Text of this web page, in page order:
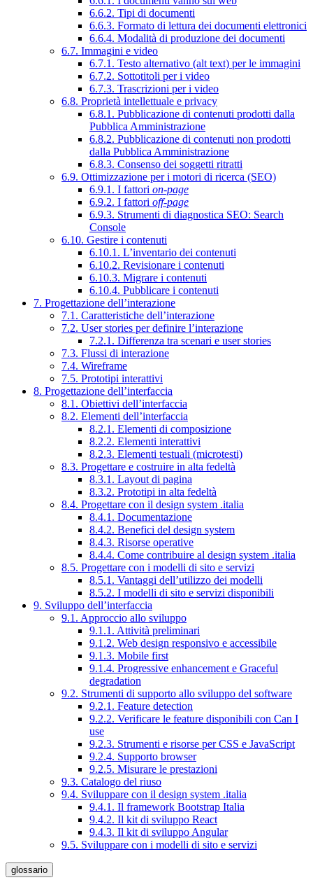
6.6.2. Tipi di documenti
6.6.3. Formato di lettura dei documenti elettronici
6.6.4. Modalità di produzione dei documenti
6.7. Immagini e video
6.7.1. Testo alternativo (alt text) per le immagini
6.7.2. Sottotitoli per i video
6.7.3. Trascrizioni per i video
6.8. Proprietà intellettuale e privacy
6.8.1. Pubblicazione di contenuti prodotti dalla
Pubblica Amministrazione
6.8.2. Pubblicazione di contenuti non prodotti
dalla Pubblica Amministrazione
6.8.3. Consenso dei soggetti ritratti
6.9. Ottimizzazione per i motori di ricerca (SEO)
6.9.1. I fattori on-page
6.9.2. I fattori off-page
6.9.3. Strumenti di diagnostica SEO: Search
Console
6.10. Gestire i contenuti
6.10.1. L’inventario dei contenuti
6.10.2. Revisionare i contenuti
6.10.3. Migrare i contenuti
6.10.4. Pubblicare i contenuti
7. Progettazione dell’interazione
7.1. Caratteristiche dell’interazione
7.2. User stories per definire l’interazione
7.2.1. Differenza tra scenari e user stories
7.3. Flussi di interazione
7.4. Wireframe
7.5. Prototipi interattivi
8. Progettazione dell’interfaccia
8.1. Obiettivi dell’interfaccia
8.2. Elementi dell’interfaccia
8.2.1. Elementi di composizione
8.2.2. Elementi interattivi
8.2.3. Elementi testuali (microtesti)
8.3. Progettare e costruire in alta fedeltà
8.3.1. Layout di pagina
8.3.2. Prototipi in alta fedeltà
8.4. Progettare con il design system .italia
8.4.1. Documentazione
8.4.2. Benefici del design system
8.4.3. Risorse operative
8.4.4. Come contribuire al design system .italia
8.5. Progettare con i modelli di sito e servizi
8.5.1. Vantaggi dell’utilizzo dei modelli
8.5.2. I modelli di sito e servizi disponibili
9. Sviluppo dell’interfaccia
9.1. Approccio allo sviluppo
9.1.1. Attività preliminari
9.1.2. Web design responsivo e accessibile
9.1.3. Mobile first
9.1.4. Progressive enhancement e Graceful
degradation
9.2. Strumenti di supporto allo sviluppo del software
9.2.1. Feature detection
9.2.2. Verificare le feature disponibili con Can I
use
9.2.3. Strumenti e risorse per CSS e JavaScript
9.2.4. Supporto browser
9.2.5. Misurare le prestazioni
9.3. Catalogo del riuso
9.4. Sviluppare con il design system .italia
9.4.1. Il framework Bootstrap Italia
9.4.2. Il kit di sviluppo React
9.4.3. Il kit di sviluppo Angular
9.5. Sviluppare con i modelli di sito e servizi
glossario